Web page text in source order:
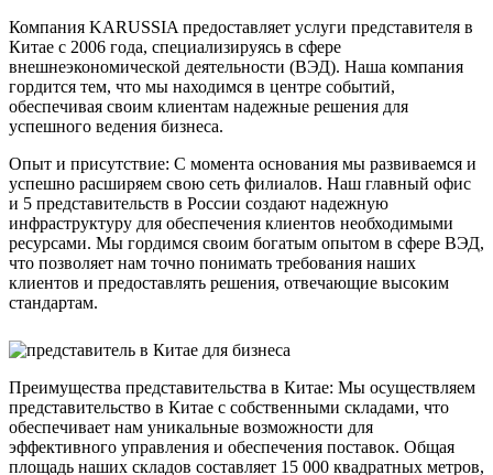
Компания KARUSSIA предоставляет услуги представителя в
Китае с 2006 года, специализируясь в сфере
внешнеэкономической деятельности (ВЭД). Наша компания
гордится тем, что мы находимся в центре событий,
обеспечивая своим клиентам надежные решения для
успешного ведения бизнеса.
Опыт и присутствие: С момента основания мы развиваемся и
успешно расширяем свою сеть филиалов. Наш главный офис
и 5 представительств в России создают надежную
инфраструктуру для обеспечения клиентов необходимыми
ресурсами. Мы гордимся своим богатым опытом в сфере ВЭД,
что позволяет нам точно понимать требования наших
клиентов и предоставлять решения, отвечающие высоким
стандартам.
Преимущества представительства в Китае: Мы осуществляем
представительство в Китае с собственными складами, что
обеспечивает нам уникальные возможности для
эффективного управления и обеспечения поставок. Общая
площадь наших складов составляет 15 000 квадратных метров,